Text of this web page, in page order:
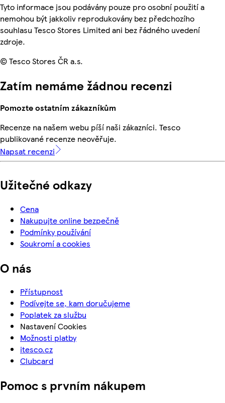
Tyto informace jsou podávány pouze pro osobní použití a
nemohou být jakkoliv reprodukovány bez předchozího
souhlasu Tesco Stores Limited ani bez řádného uvedení
zdroje.
© Tesco Stores ČR a.s.
Zatím nemáme žádnou recenzi
Pomozte ostatním zákazníkům
Recenze na našem webu píší naši zákazníci. Tesco
publikované recenze neověřuje.
Napsat recenzi
Užitečné odkazy
Cena
Nakupujte online bezpečně
Podmínky používání
Soukromí a cookies
O nás
Přístupnost
Podívejte se, kam doručujeme
Poplatek za službu
Nastavení Cookies
Možnosti platby
itesco.cz
Clubcard
Pomoc s prvním nákupem